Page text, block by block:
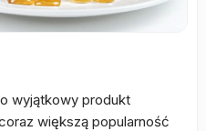
wyjątkowy produkt
większą popularność